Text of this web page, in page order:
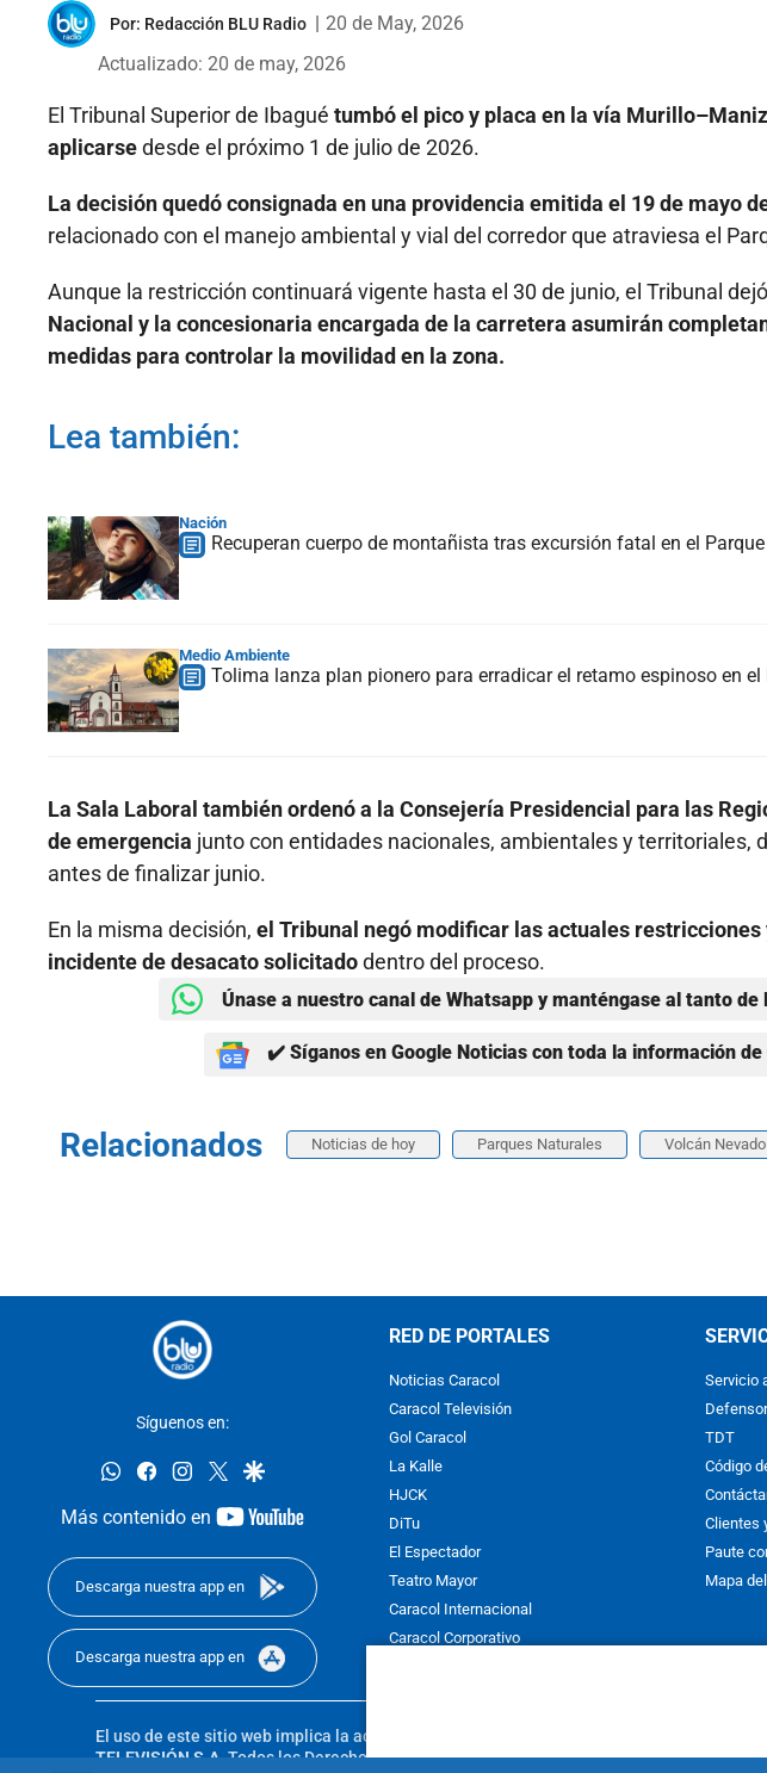
Por: Redacción BLU Radio
20 de May, 2026
Actualizado: 20 de may, 2026
El Tribunal Superior de Ibagué tumbó el pico y placa en la vía
aplicarsedesde el próximo 1 de julio de 2026.
La decisión quedó consignada en una providencia emitida el 19 de mayo
relacionado con el manejo ambiental y vial del corredor que atraviesa el
Aunque la restricción continuará vigente hasta el 30 de junio, el Tribunal
Nacional y la concesionaria encargada de la carretera asumirán
medidas para controlar la movilidad en la zona.
Lea también:
Nación
Recuperan cuerpo de montañista tras excursión fatal en el
Medio Ambiente
Tolima lanza plan pionero para erradicar el retamo espinoso en el
La Sala Laboral también ordenó a la Consejería Presidencial para las
de emergencia junto con entidades nacionales, ambientales y territoriales,
antes de finalizar junio.
En la misma decisión, el Tribunal negó modificar las actuales restricciones
incidente de desacato solicitadodentro del proceso.
Únase a nuestro canal de Whatsapp y manténgase al tanto
✔️ Síganos en Google Noticias con toda la información
Relacionados Noticias de hoy Parques Naturales Volcán
Síguenos en:
whatsappfacebookinstagram
twittergoogle
Más contenido en
youtube-
Descarga nuestra app en
Descarga nuestra app en
RED DE PORTALES
Noticias Caracol
Caracol Televisión
Gol Caracol
La Kalle
HJCK
DiTu
El Espectador
Teatro Mayor
Caracol Internacional
Caracol Corporativo
Servicio
TDT
Código
Clientes
Paute
Mapa
El uso de este sitio web implica la aceptación de los
TELEVISIÓN S.A.Todos los Derechos Reservados D.R.A. Prohibida su reproducción